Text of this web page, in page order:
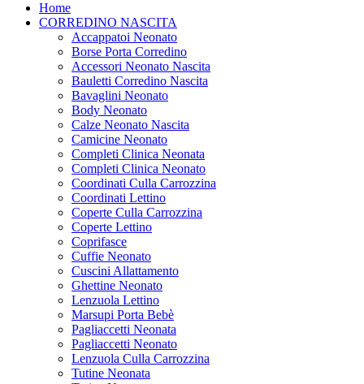
Home
CORREDINO NASCITA
Accappatoi Neonato
Borse Porta Corredino
Accessori Neonato Nascita
Bauletti Corredino Nascita
Bavaglini Neonato
Body Neonato
Calze Neonato Nascita
Camicine Neonato
Completi Clinica Neonata
Completi Clinica Neonato
Coordinati Culla Carrozzina
Coordinati Lettino
Coperte Culla Carrozzina
Coperte Lettino
Coprifasce
Cuffie Neonato
Cuscini Allattamento
Ghettine Neonato
Lenzuola Lettino
Marsupi Porta Bebè
Pagliaccetti Neonata
Pagliaccetti Neonato
Lenzuola Culla Carrozzina
Tutine Neonata